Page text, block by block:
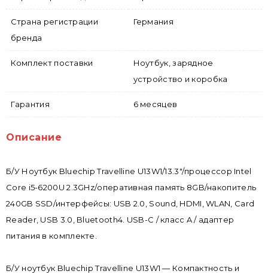
Страна регистрации
бренда
Германия
Комплект поставки
Ноутбук, зарядное
устройство и коробка
Гарантия 6 месяцев
Описание
Б/У Ноутбук Bluechip Travelline U13W1/13.3"/процессор Intel
Core i5-6200U 2.3GHz/оперативная память 8GB/накопитель
240GB SSD/интерфейсы: USB 2.0, Sound, HDMI, WLAN, Card
Reader, USB 3.0, Bluetooth4. USB-C / класс A / адаптер
питания в комплекте.
Б/У ноутбук Bluechip Travelline U13W1 — Компактность и